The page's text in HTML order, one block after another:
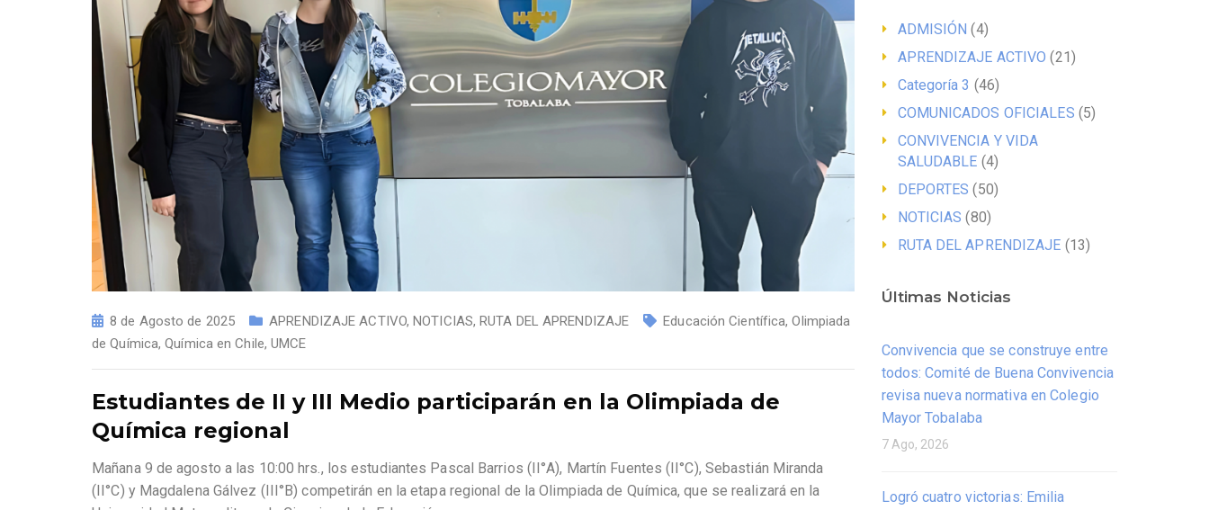
8 de Agosto de 2025 APRENDIZAJE ACTIVO,NOTICIAS,RUTA DEL APRENDIZAJE Educación Científica,Olimpiada
de Química,Química en Chile,UMCE
Estudiantes de II y III Medio participarán en la Olimpiada de
Química regional
Mañana 9 de agosto a las 10:00 hrs., los estudiantes Pascal Barrios (II°A), Martín Fuentes (II°C), Sebastián Miranda
(II°C) y Magdalena Gálvez (III°B) competirán en la etapa regional de la Olimpiada de Química, que se realizará en la
ADMISIÓN (4)
APRENDIZAJE ACTIVO (21)
Categoría 3 (46)
COMUNICADOS OFICIALES (5)
CONVIVENCIA Y VIDA
SALUDABLE (4)
DEPORTES (50)
NOTICIAS (80)
RUTA DEL APRENDIZAJE (13)
Últimas Noticias
Convivencia que se construye entre
todos: Comité de Buena Convivencia
revisa nueva normativa en Colegio
Mayor Tobalaba
7 Ago, 2026
Logró cuatro victorias: Emilia